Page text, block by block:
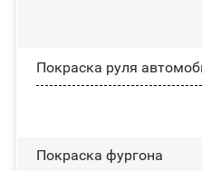
Покраска руля
Покраска фургона